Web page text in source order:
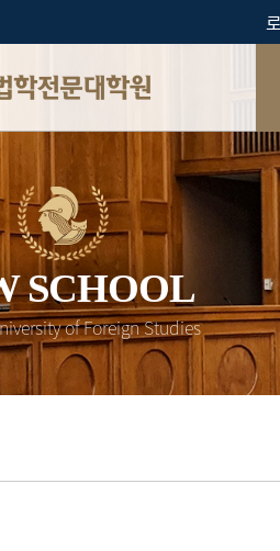
학전문대학원
SCHOOL
of Foreign Studies